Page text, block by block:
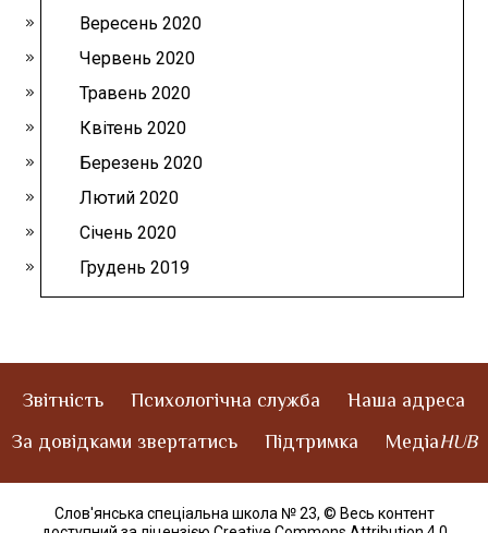
Вересень 2020
Червень 2020
Травень 2020
Квітень 2020
Березень 2020
Лютий 2020
Січень 2020
Грудень 2019
Звітність Психологічна служба
Наша адреса
За довідками звертатись
Підтримка МедіаHUB
Слов'янська спеціальна школа № 23, © Весь контент